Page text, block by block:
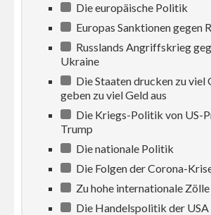
Die europäische Politik
Europas Sanktionen gegen
Russlands Angriffskrieg
Ukraine
Die Staaten drucken zu viel
geben zu viel Geld aus
Die Kriegs-Politik von US-
Trump
Die nationale Politik
Die Folgen der Corona-
Zu hohe internationale Zölle
Die Handelspolitik der